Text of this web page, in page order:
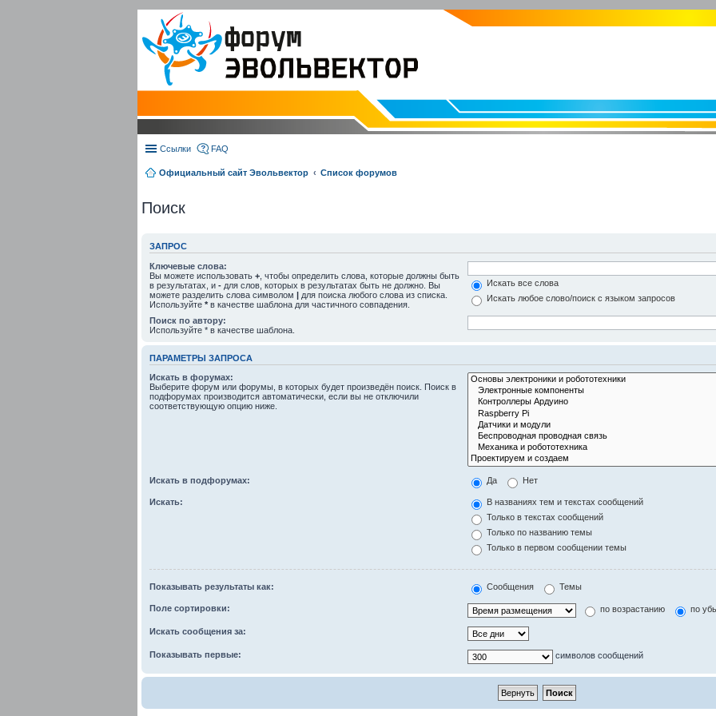
Ссылки FAQ
Официальный сайт Эвольвектор Список форумов
Поиск
ЗАПРОС
Ключевые слова:
Вы можете использовать + , чтобы определить слова, которые должны быть
в результатах, и - для слов, которых в результатах быть не должно. Вы
можете разделить слова символом | для поиска любого слова из списка.
Используйте * в качестве шаблона для частичного совпадения.
Искать все слова
Искать любое слово/поиск с языком запросов
Поиск по автору:
Используйте * в качестве шаблона.
ПАРАМЕТРЫ ЗАПРОСА
Искать в форумах:
Выберите форум или форумы, в которых будет произведён поиск. Поиск в
подфорумах производится автоматически, если вы не отключили
соответствующую опцию ниже.
Искать в подфорумах: Да Нет
Искать:
В названиях тем и текстах сообщений
Только в текстах сообщений
Только по названию темы
Только в первом сообщении темы
Показывать результаты как: Сообщения Темы
Поле сортировки: по возрастанию по
Искать сообщения за:
Показывать первые: символов сообщений